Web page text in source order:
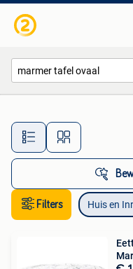
Filters Huis en